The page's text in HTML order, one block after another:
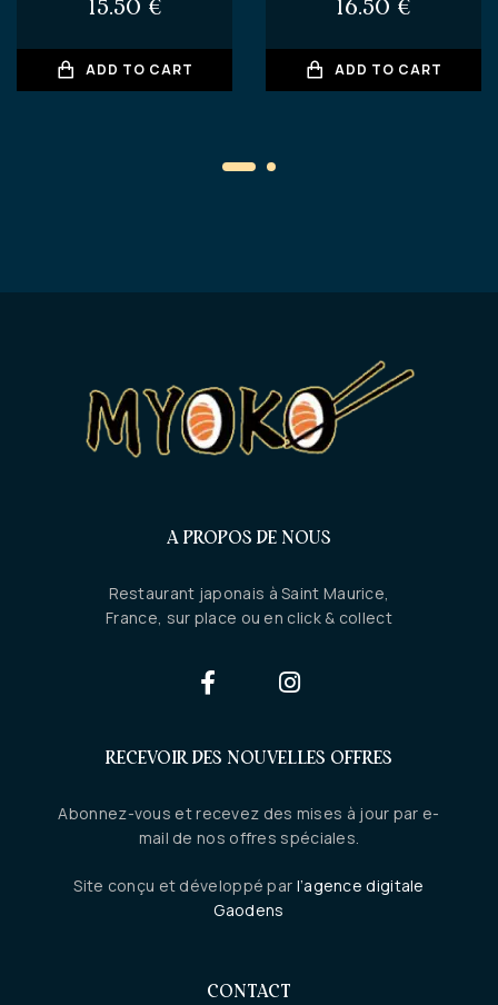
15.50 €
ADD TO CART
16.50 €
ADD TO CART
A PROPOS DE NOUS
Restaurant japonais à Saint Maurice,
France, sur place ou en click & collect
RECEVOIR DES NOUVELLES OFFRES
Abonnez-vous et recevez des mises à jour par e-
mail de nos offres spéciales.
Site conçu et développé par l’agence digitale
Gaodens
CONTACT